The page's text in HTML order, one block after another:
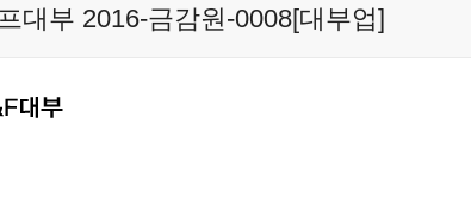
대부 2016-금감원-0008[대부업]